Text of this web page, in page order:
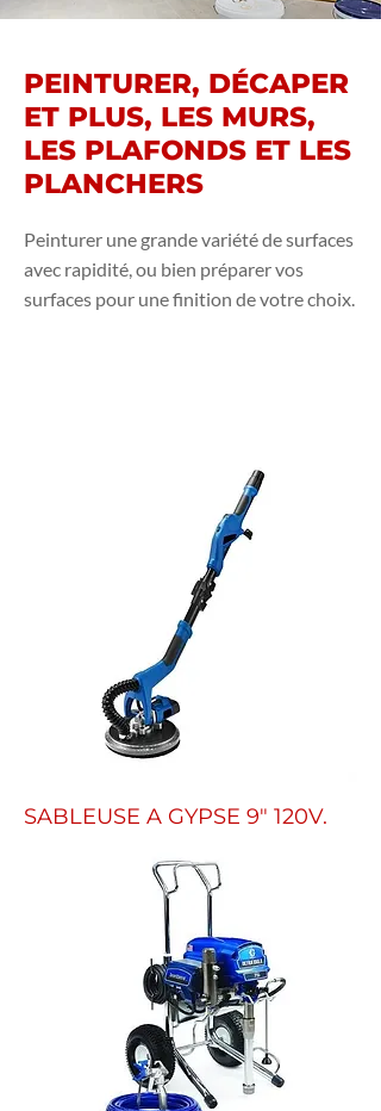
PEINTURER, DÉCAPER
ET PLUS, LES MURS,
LES PLAFONDS ET LES
PLANCHERS
Peinturer une grande variété de surfaces
avec rapidité, ou bien préparer vos
surfaces pour une finition de votre choix.
SABLEUSE A GYPSE 9" 120V.